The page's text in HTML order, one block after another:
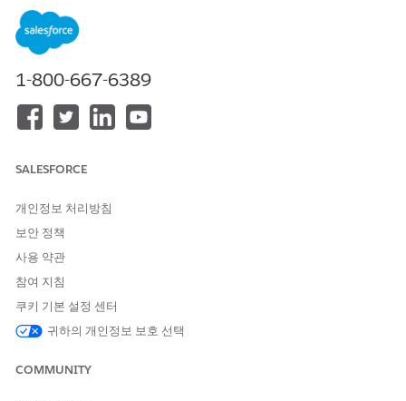
권장 구성
자산 토큰을 활성화합니다.
제어 개요
자산 토큰은 사용자 대신 특정 물리적 장치 또는 "자산"에
Salesforce 세션을 직접 연결하는 특수 JWT 기반 인증 메서드로서
자산 토큰이 없으면 회사가 장치에 대한 일반 서비스 계정 자격 증
명을 사용하지 않는 경우가 많으며, 요청하는 하드웨어가 주장하는
특정 권한이 있는 장치인지 확인할 수 없습니다.
위협 시나리오
하여 사기성 센서 데이터를 보내거나 Salesforce 조직에서 중요한
1-800-667-6389
SALESFORCE
개인정보 처리방침
보안 정책
사용 약관
참여 지침
쿠키 기본 설정 센터
귀하의 개인정보 보호 선택
COMMUNITY